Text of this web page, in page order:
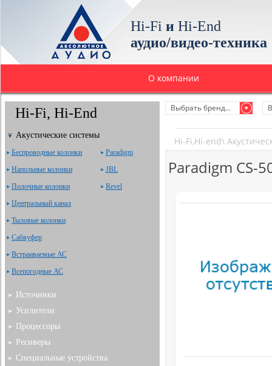
Hi-Fi и Hi-End
аудио/видео-техника
О компании
Выбрать бренд...
Hi-Fi,Hi-end\
Paradigm CS-
Hi-Fi, Hi-End
Акустические системы
Беспроводные колонки
Напольные колонки
Полочные колонки
Центральный канал
Тыловые колонки
Сабвуфер
Встраиваемые АС
Всепогодные АС
Paradigm
JBL
Revel
Источники
Усилители
Процессоры
Ресиверы
Специальные устройства